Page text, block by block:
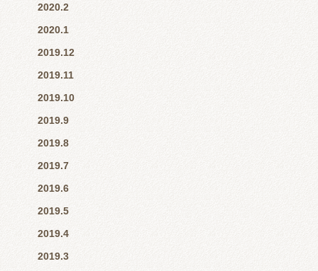
2020.2
2020.1
2019.12
2019.11
2019.10
2019.9
2019.8
2019.7
2019.6
2019.5
2019.4
2019.3